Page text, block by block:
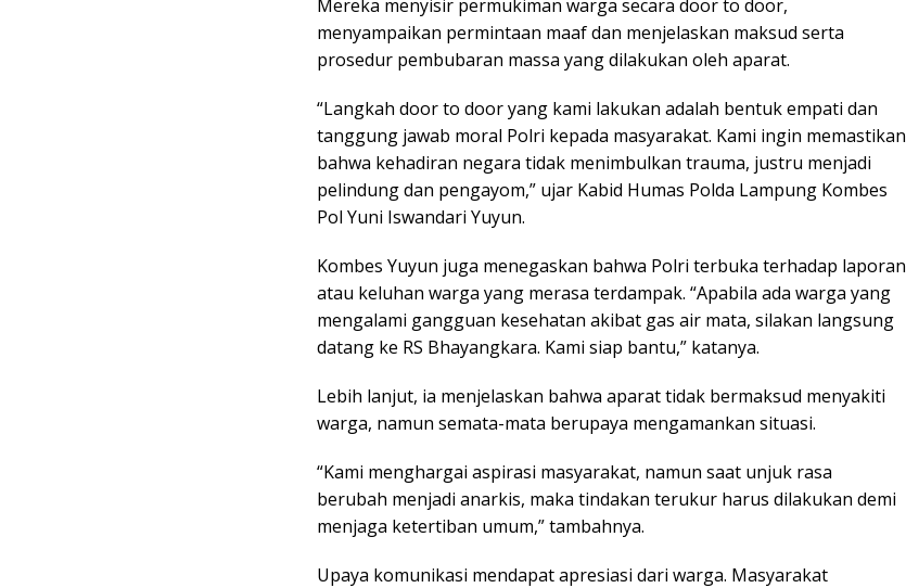
Mereka menyisir permukiman warga secara door to door,
menyampaikan permintaan maaf dan menjelaskan maksud serta
prosedur pembubaran massa yang dilakukan oleh aparat.
“Langkah door to door yang kami lakukan adalah bentuk empati dan
tanggung jawab moral Polri kepada masyarakat. Kami ingin memastikan
bahwa kehadiran negara tidak menimbulkan trauma, justru menjadi
pelindung dan pengayom,” ujar Kabid Humas Polda Lampung Kombes
Pol Yuni Iswandari Yuyun.
Kombes Yuyun juga menegaskan bahwa Polri terbuka terhadap laporan
atau keluhan warga yang merasa terdampak. “Apabila ada warga yang
mengalami gangguan kesehatan akibat gas air mata, silakan langsung
datang ke RS Bhayangkara. Kami siap bantu,” katanya.
Lebih lanjut, ia menjelaskan bahwa aparat tidak bermaksud menyakiti
warga, namun semata-mata berupaya mengamankan situasi.
“Kami menghargai aspirasi masyarakat, namun saat unjuk rasa
berubah menjadi anarkis, maka tindakan terukur harus dilakukan demi
menjaga ketertiban umum,” tambahnya.
Upaya komunikasi mendapat apresiasi dari warga. Masyarakat